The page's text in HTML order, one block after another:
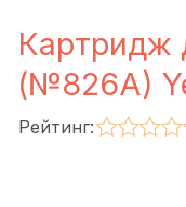
Картридж
(№826A)
Рейтинг: